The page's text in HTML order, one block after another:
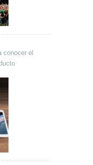
conocer el